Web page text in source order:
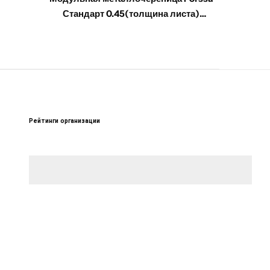
Стандарт 0.45(толщина листа)
Рейтинги организации